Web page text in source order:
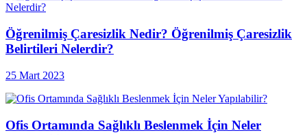
Öğrenilmiş Çaresizlik Nedir? Öğrenilmiş Çaresizlik
Belirtileri Nelerdir?
25 Mart 2023
Ofis Ortamında Sağlıklı Beslenmek İçin Neler